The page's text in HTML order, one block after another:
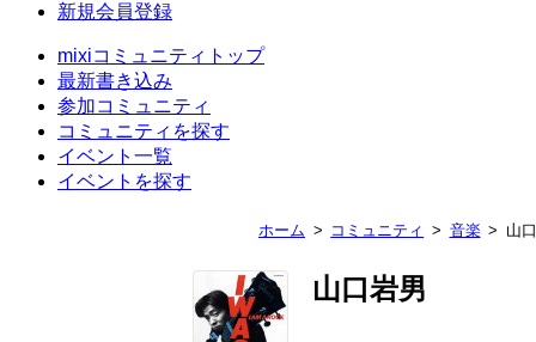
新規会員登録
mixiコミュニティトップ
最新書き込み
参加コミュニティ
コミュニティを探す
イベント一覧
イベントを探す
ホーム コミュニティ 音楽 山
山口岩男